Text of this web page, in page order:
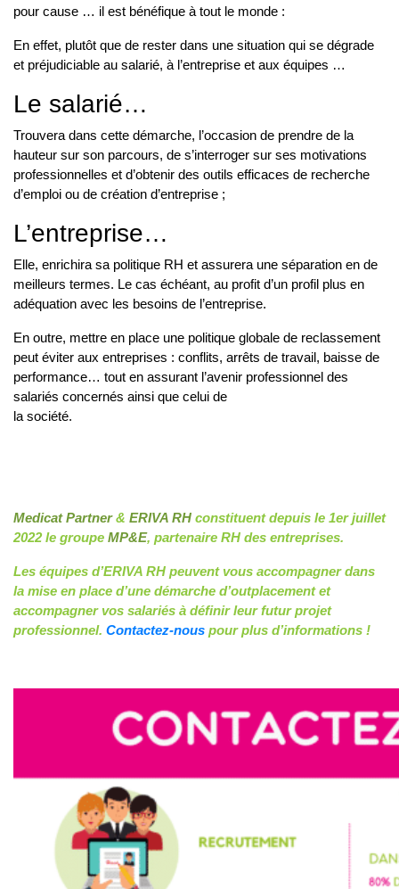
pour cause … il est bénéfique à tout le monde :
En effet, plutôt que de rester dans une situation qui se dégrade
et préjudiciable au salarié, à l’entreprise et aux équipes …
Le salarié…
Trouvera dans cette démarche, l’occasion de prendre de la
hauteur sur son parcours, de s’interroger sur ses motivations
professionnelles et d’obtenir des outils efficaces de recherche
d’emploi ou de création d’entreprise ;
L’entreprise…
Elle, enrichira sa politique RH et assurera une séparation en de
meilleurs termes. Le cas échéant, au profit d’un profil plus en
adéquation avec les besoins de l’entreprise.
En outre, mettre en place une politique globale de reclassement
peut éviter aux entreprises : conflits, arrêts de travail, baisse de
performance… tout en assurant l’avenir professionnel des
salariés concernés ainsi que celui de
la société.
Medicat Partner& ERIVA RH constituent depuis le 1er juillet
2022 le groupe MP&E, partenaire RH des entreprises.
Les équipes d’ERIVA RH peuvent vous accompagner dans
la mise en place d’une démarche d’outplacement et
accompagner vos salariés à définir leur futur projet
professionnel. Contactez-nous pour plus d’informations !